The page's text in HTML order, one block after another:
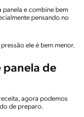
panela e combine bem
pensando no
ele é bem menor.
panela de
agora podemos
de preparo.